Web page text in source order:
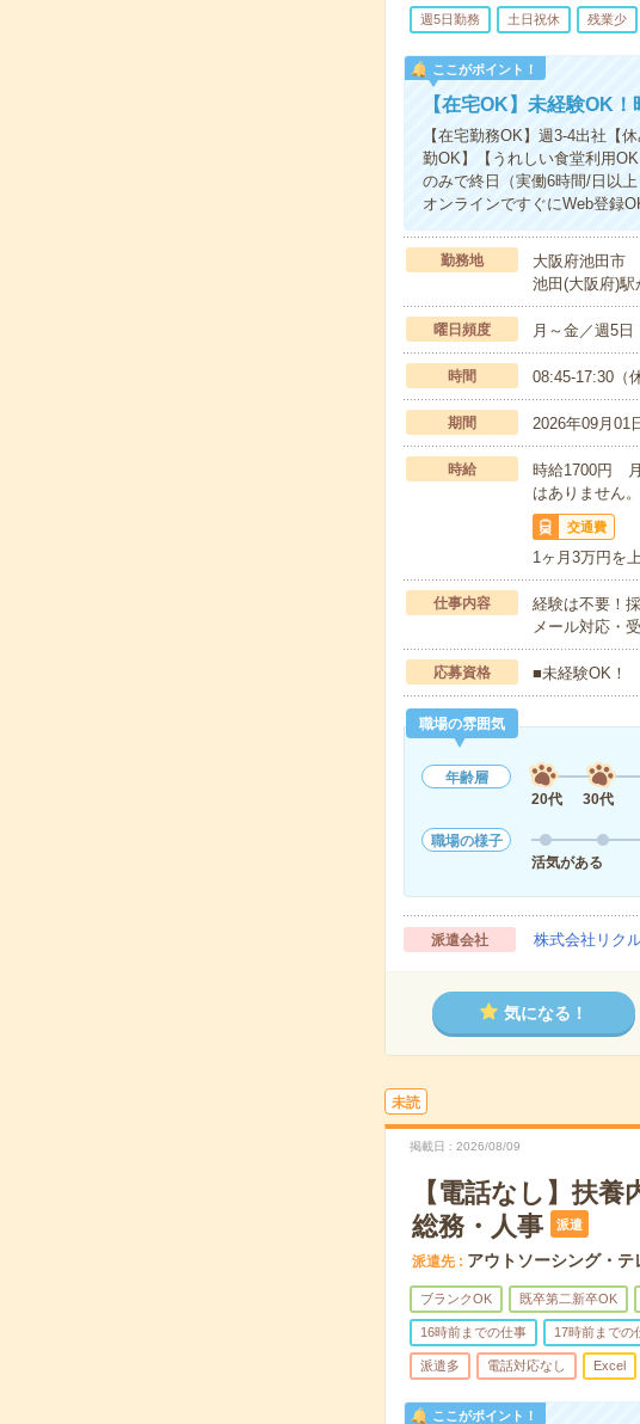
週5日勤務 土日祝休 残業少
ここがポイント！
【在宅OK】未経験OK
【在宅勤務OK】週3-4出社【
勤OK】【うれしい食堂利用
のみで終日（実働6時間/日以
オンラインですぐにWeb登
勤務地
大阪府池田市
池田(大阪府)
曜日頻度 月～金／週5日
時間 08:45-17:30（
期間 2026年09月
時給
時給1700円
はありません。
交通費
1ヶ月3万円を
仕事内容
経験は不要！
メール対応・
応募資格 ■未経験OK！
職場の雰囲気
年齢層
20代
30代
職場の様子
活気がある
派遣会社 株式会社リク
気になる！
未読
掲載日 2026/08/09
【電話なし】扶
総務・人事
派遣
派遣先 アウトソーシング・
ブランクOK 既卒第二新卒OK
16時前までの仕事 17時前までの
派遣多 電話対応なし Excel
ここがポイント！